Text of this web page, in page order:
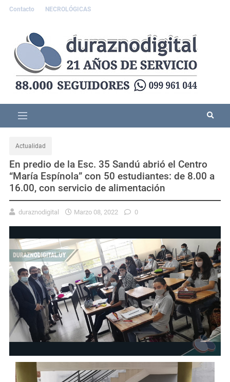
Contacto NECROLÓGICAS
Actualidad
En predio de la Esc. 35 Sandú abrió el Centro
“María Espínola” con 50 estudiantes: de 8.00 a
16.00, con servicio de alimentación
duraznodigital Marzo 08, 2022 0